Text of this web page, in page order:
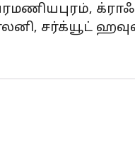
சர்க்யூட்